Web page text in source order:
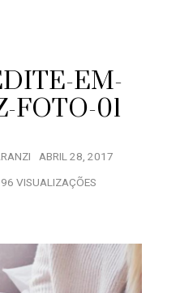
EM-
FOTO-01
ABRIL 28, 2017
96 VISUALIZAÇÕES